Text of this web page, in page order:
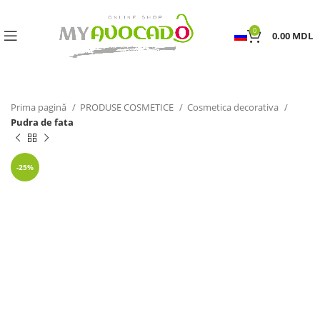
0 0.00 MDL
Prima pagină PRODUSE COSMETICE
Cosmetica decorativa
Pudra de fata
-25%